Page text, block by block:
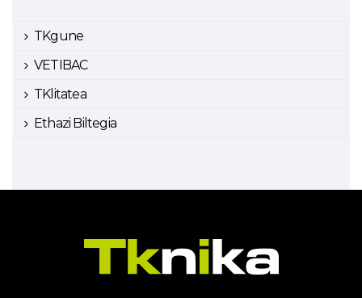
TKgune
VETIBAC
TKlitatea
Ethazi Biltegia